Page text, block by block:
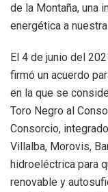
de la Montaña, una
energética a
El 4 de junio del
firmó un acuerdo
en la que se
Toro Negro al
Consorcio,
Villalba, Morovis,
hidroeléctrica para
renovable y